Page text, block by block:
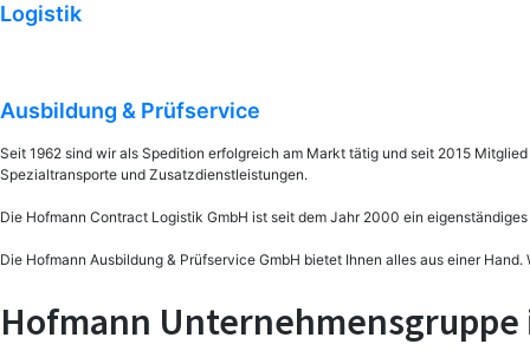
Logistik
Ausbildung & Prüfservice
Seit 1962 sind wir als Spedition erfolgreich am Markt tätig und seit 2015
Spezialtransporte und Zusatzdienstleistungen.
Die Hofmann Contract Logistik GmbH ist seit dem Jahr 2000 ein
Die Hofmann Ausbildung & Prüfservice GmbH bietet Ihnen alles aus einer
Hofmann Unternehmensgruppe